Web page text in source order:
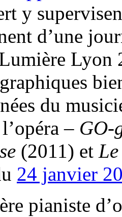
y
d’une
Lyon
du
– GO-
(2011) et
24 janvier
pianiste